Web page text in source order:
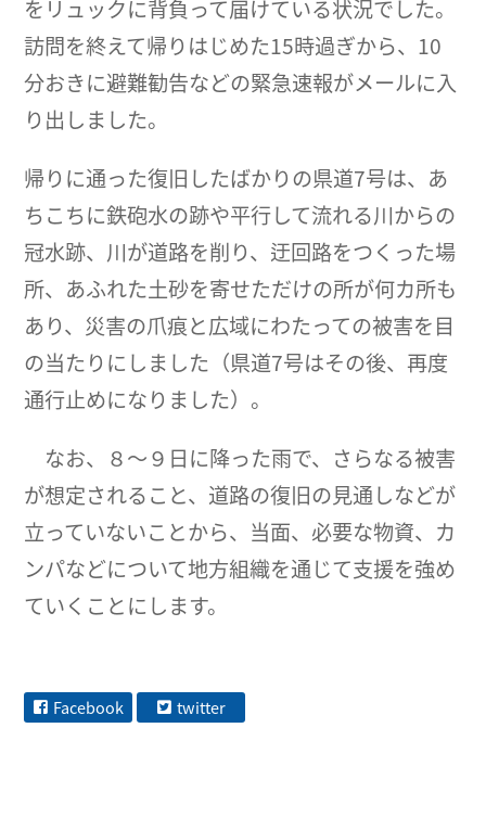
をリュックに背負って届けている状況でした。
訪問を終えて帰りはじめた15時過ぎから、10
分おきに避難勧告などの緊急速報がメールに入
り出しました。
帰りに通った復旧したばかりの県道7号は、あ
ちこちに鉄砲水の跡や平行して流れる川からの
冠水跡、川が道路を削り、迂回路をつくった場
所、あふれた土砂を寄せただけの所が何カ所も
あり、災害の爪痕と広域にわたっての被害を目
の当たりにしました（県道7号はその後、再度
通行止めになりました）。
なお、８～９日に降った雨で、さらなる被害
が想定されること、道路の復旧の見通しなどが
立っていないことから、当面、必要な物資、カ
ンパなどについて地方組織を通じて支援を強め
ていくことにします。
Facebook twitter